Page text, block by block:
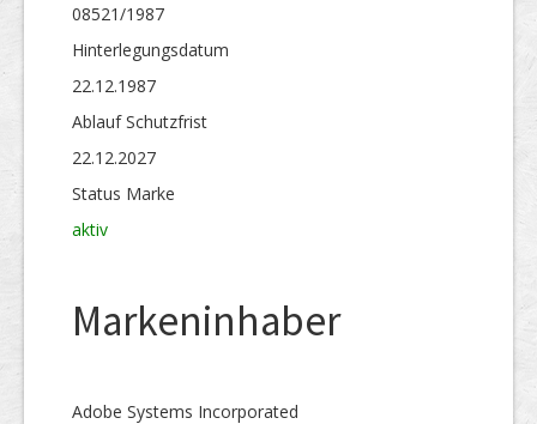
08521/1987
Hinterlegungs­datum
22.12.1987
Ablauf Schutzfrist
22.12.2027
Status Marke
aktiv
Markeninhaber
Adobe Systems Incorporated